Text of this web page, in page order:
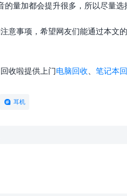
量加都会提升很多，所以尽量选
意事项，希望网友们能通过本文
收啦提供上门电脑回收 笔记本
耳机